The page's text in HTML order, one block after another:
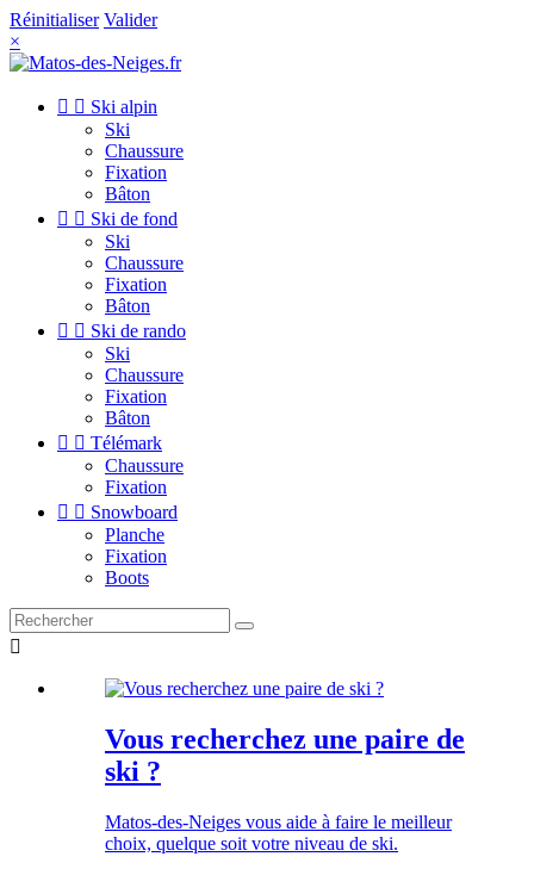
Réinitialiser Valider
×
  Ski alpin
Ski
Chaussure
Fixation
Bâton
  Ski de fond
Ski
Chaussure
Fixation
Bâton
  Ski de rando
Ski
Chaussure
Fixation
Bâton
  Télémark
Chaussure
Fixation
  Snowboard
Planche
Fixation
Boots

Vous recherchez une paire de
ski ?
Matos-des-Neiges vous aide à faire le meilleur
choix, quelque soit votre niveau de ski.